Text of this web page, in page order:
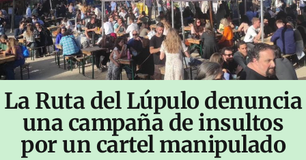
La Ruta del Lúpulo denuncia
una campaña de insultos
por un cartel manipulado